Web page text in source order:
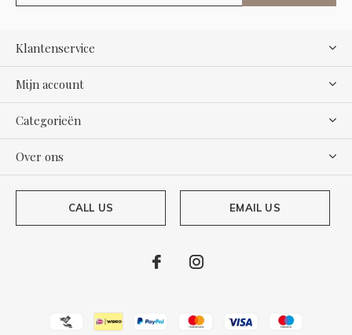
Klantenservice
Mijn account
Categorieën
Over ons
CALL US EMAIL US